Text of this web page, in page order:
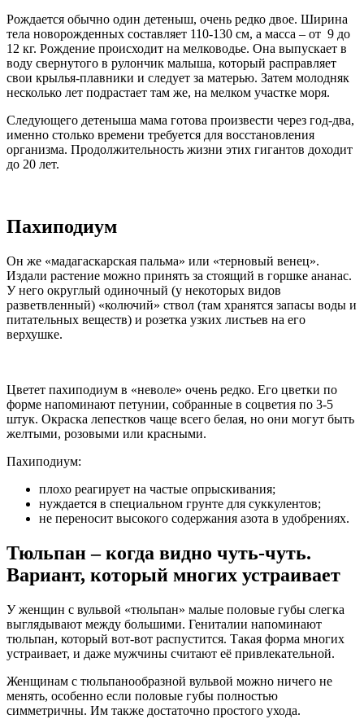
Рождается обычно один детеныш, очень редко двое. Ширина
тела новорожденных составляет 110-130 см, а масса – от 9 до
12 кг. Рождение происходит на мелководье. Она выпускает в
воду свернутого в рулончик малыша, который расправляет
свои крылья-плавники и следует за матерью. Затем молодняк
несколько лет подрастает там же, на мелком участке моря.
Следующего детеныша мама готова произвести через год-два,
именно столько времени требуется для восстановления
организма. Продолжительность жизни этих гигантов доходит
до 20 лет.
Пахиподиум
Он же «мадагаскарская пальма» или «терновый венец».
Издали растение можно принять за стоящий в горшке ананас.
У него округлый одиночный (у некоторых видов
разветвленный) «колючий» ствол (там хранятся запасы воды и
питательных веществ) и розетка узких листьев на его
верхушке.
Цветет пахиподиум в «неволе» очень редко. Его цветки по
форме напоминают петунии, собранные в соцветия по 3-5
штук. Окраска лепестков чаще всего белая, но они могут быть
желтыми, розовыми или красными.
Пахиподиум:
плохо реагирует на частые опрыскивания;
нуждается в специальном грунте для суккулентов;
не переносит высокого содержания азота в удобрениях.
Тюльпан – когда видно чуть-чуть.
Вариант, который многих устраивает
У женщин с вульвой «тюльпан» малые половые губы слегка
выглядывают между большими. Гениталии напоминают
тюльпан, который вот-вот распустится. Такая форма многих
устраивает, и даже мужчины считают её привлекательной.
Женщинам с тюльпанообразной вульвой можно ничего не
менять, особенно если половые губы полностью
симметричны. Им также достаточно простого ухода.